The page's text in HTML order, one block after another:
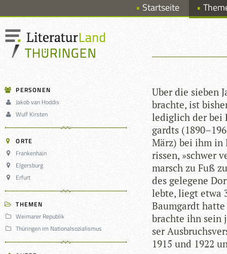
Startseite
PERSONEN
Jakob van Hoddis
Wulf Kirsten
ORTE
Frankenhain
Elgersburg
Erfurt
THEMEN
Weimarer Republik
Thüringen im Nationalsozialismus
Uber die sie­ben
brachte, ist
ledig­lich der bei
gardts
März) bei ihm in
ris­sen, »schwer
marsch zu Fuß
des gele­gene
lebte, liegt etwa
Baum­gardt
brachte ihn sein
ser
1915 und 1922